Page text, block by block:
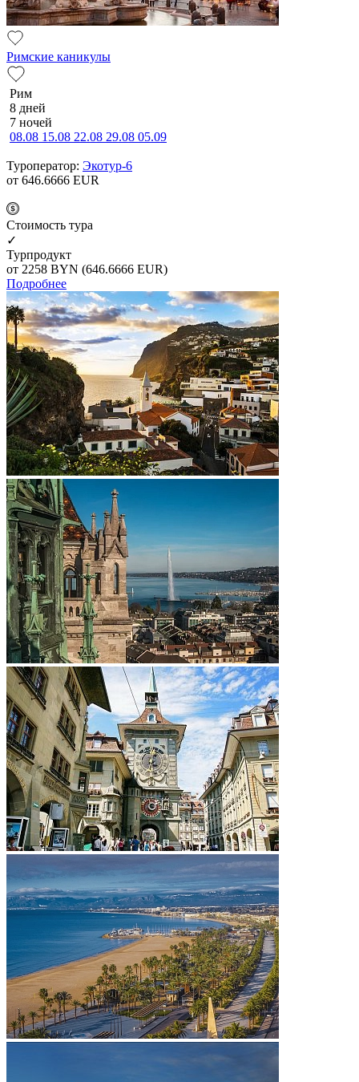
Римские каникулы
Рим
8 дней
7 ночей
08.08 15.08 22.08 29.08 05.09
Туроператор: Экотур-6
от 646.6666 EUR
Cтоимость тура
✓
Турпродукт
от 2258 BYN (646.6666 EUR)
Подробнее